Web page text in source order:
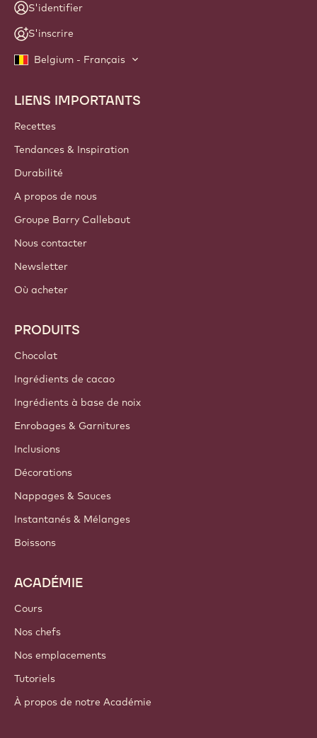
S'identifier
S'inscrire
Belgium - Français
Footer
Callebaut
LIENS IMPORTANTS
Recettes
Tendances & Inspiration
Durabilité
A propos de nous
Groupe Barry Callebaut
Nous contacter
Newsletter
Où acheter
PRODUITS
Chocolat
Ingrédients de cacao
Ingrédients à base de noix
Enrobages & Garnitures
Inclusions
Décorations
Nappages & Sauces
Instantanés & Mélanges
Boissons
ACADÉMIE
Cours
Nos chefs
Nos emplacements
Tutoriels
À propos de notre Académie